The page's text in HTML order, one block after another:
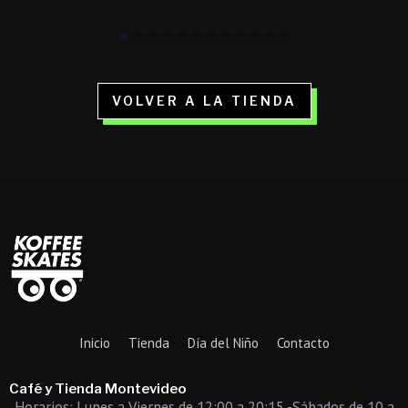
VOLVER A LA TIENDA
Inicio Tienda Día del Niño Contacto
Café y Tienda Montevideo